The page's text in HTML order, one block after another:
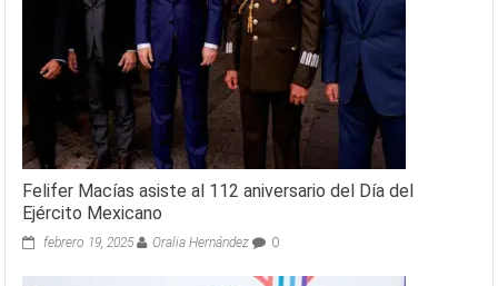
Felifer Macías asiste al 112 aniversario del Día del
Ejército Mexicano
febrero 19, 2025 Oralia Hernández 0